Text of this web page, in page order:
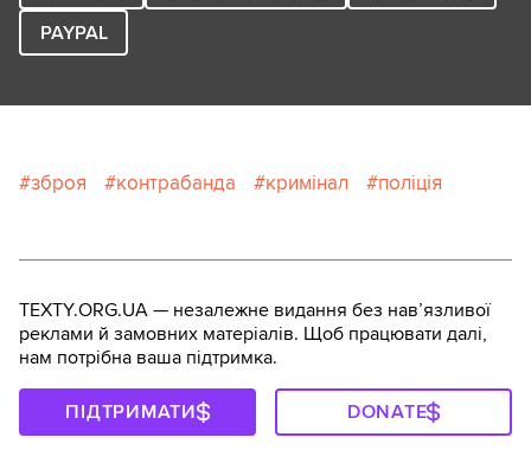
PAYPAL
зброя контрабанда кримінал поліція
TEXTY.ORG.UA — незалежне видання без навʼязливої
реклами й замовних матеріалів. Щоб працювати далі,
нам потрібна ваша підтримка.
ПІДТРИМАТИ DONATE